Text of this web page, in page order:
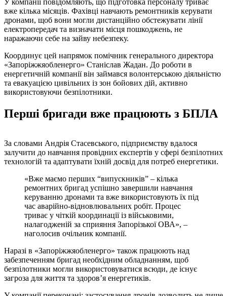
У компанії повідомляють, що підготовка персоналу триває
вже кілька місяців. Фахівці навчають ремонтників керувати
дронами, щоб вони могли дистанційно обстежувати лінії
електропередач та визначати місця пошкоджень, не
наражаючи себе на зайву небезпеку.
Координує цей напрямок помічник генерального директора
«Запоріжжяобленерго» Станіслав Жадан. До роботи в
енергетичній компанії він займався волонтерською діяльністю
та евакуацією цивільних із зон бойових дій, активно
використовуючи безпілотники.
Перші бригади вже працюють з БПЛА
За словами Андрія Стасевського, підприємству вдалося
залучити до навчання провідних експертів у сфері безпілотних
технологій та адаптувати їхній досвід для потреб енергетики.
«Вже маємо перших “випускників” – кілька
ремонтних бригад успішно завершили навчання
керуванню дронами та вже використовують їх під
час аварійно-відновлювальних робіт. Процес
триває у чіткій координації із військовими,
налагодженій за сприяння Запорізької ОВА», –
наголосив очільник компанії.
Наразі в «Запоріжжяобленерго» також працюють над
забезпеченням бригад необхідним обладнанням, щоб
безпілотники могли використовуватися всюди, де існує
загроза для життя та здоров’я енергетиків.